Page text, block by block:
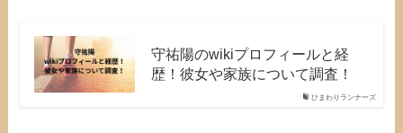
ひまわりランナーズ
守祐陽のwikiプロフィールと経
歴！彼女や家族について調査！